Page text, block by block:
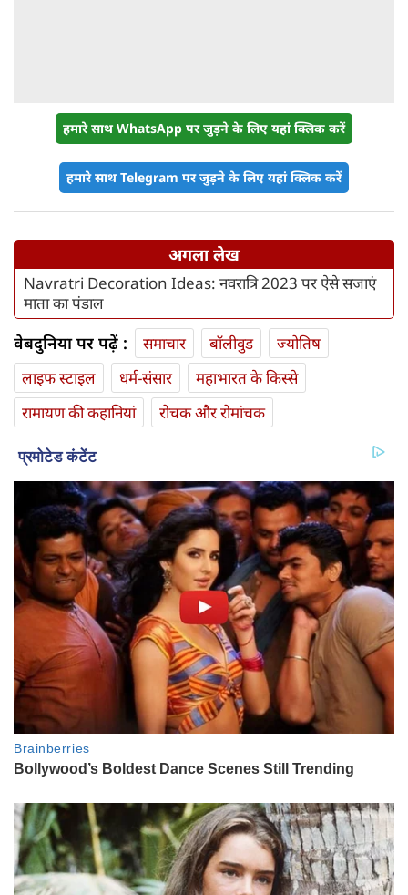
हमारे साथ WhatsApp पर जुड़ने के लिए यहां क्लिक करें
हमारे साथ Telegram पर जुड़ने के लिए यहां क्लिक करें
अगला लेख
Navratri Decoration Ideas: नवरात्रि 2023 पर ऐसे सजाएं
माता का पंडाल
वेबदुनिया पर पढ़ें : समाचार बॉलीवुड
ज्योतिष
लाइफ स्‍टाइल
धर्म-संसार
महाभारत के किस्से
रामायण की कहानियां
रोचक और रोमांचक